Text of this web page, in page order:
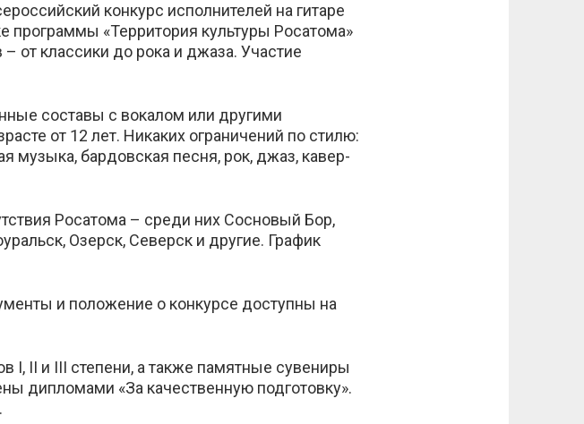
конкурс исполнителей на гитаре
программы «Территория культуры Росатома»
от классики до рока и джаза. Участие
составы с вокалом или другими
от 12 лет. Никаких ограничений по стилю:
музыка, бардовская песня, рок, джаз, кавер-
Росатома – среди них Сосновый Бор,
Озерск, Северск и другие. График
и положение о конкурсе доступны на
I, II и III степени, а также памятные сувениры
дипломами «За качественную подготовку».